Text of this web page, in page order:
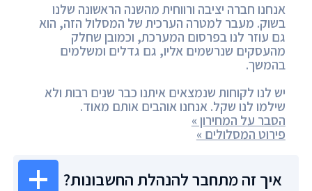
אנחנו חברה יציבה ורווחית מהשנה הראשונה שלנו
בשוק. מעבר למטרה הערכית של המסלול הזה, הוא
גם עוזר לנו בפרסום המערכת, וכמובן שחלק
מהעסקים שנרשמים אליו, גם גדלים ומשלמים
בהמשך.
יש לנו לקוחות שנמצאים איתנו כבר שנים רבות ולא
שילמו לנו שקל. אנחנו אוהבים אותם מאוד.
הסבר על המחירון »
פירוט המסלולים »
איך זה מתחבר להנהלת החשבונות?